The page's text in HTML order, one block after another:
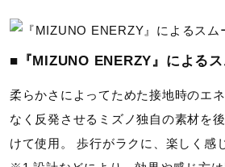
08：ブラック
14：ネイビー
20：ブルー
36：カーキ
■『MIZUNO ENERZY』による
柔らかさによってためた接地時のエ
なく反発させるミズノ独自の素材を
けて使用。 歩行がラクに、楽しく感